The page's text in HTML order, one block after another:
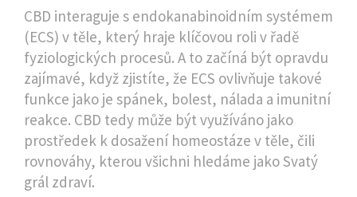
CBD interaguje s endokanabinoidním systémem
(ECS) v těle, který hraje klíčovou roli v řadě
fyziologických procesů. A to začíná být opravdu
zajímavé, když zjistíte, že ECS ovlivňuje takové
funkce jako je spánek, bolest, nálada a imunitní
reakce. CBD tedy může být využíváno jako
prostředek k dosažení homeostáze v těle, čili
rovnováhy, kterou všichni hledáme jako Svatý
grál zdraví.